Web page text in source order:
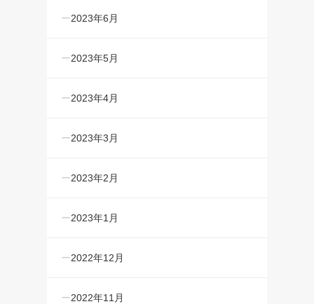
2023年6月
2023年5月
2023年4月
2023年3月
2023年2月
2023年1月
2022年12月
2022年11月